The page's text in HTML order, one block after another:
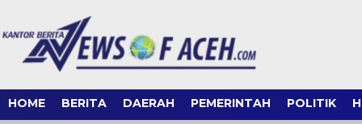
HOME BERITA DAERAH PEMERINTAH POLITIK